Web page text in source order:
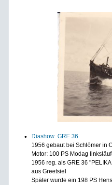
Diashow GRE 36
1956 gebaut bei Schlömer in
Motor: 100 PS Modag
1956 reg. als GRE 36
aus Greetsiel
Später wurde ein 198 PS